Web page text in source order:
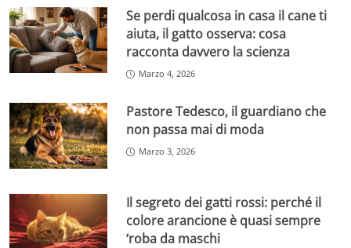
Se perdi qualcosa in casa il cane ti
aiuta, il gatto osserva: cosa
racconta davvero la scienza
Marzo 4, 2026
Pastore Tedesco, il guardiano che
non passa mai di moda
Marzo 3, 2026
Il segreto dei gatti rossi: perché il
colore arancione è quasi sempre
‘roba da maschi